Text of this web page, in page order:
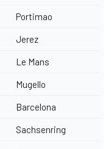
Portimao
Jerez
Le Mans
Mugello
Barcelona
Sachsenring